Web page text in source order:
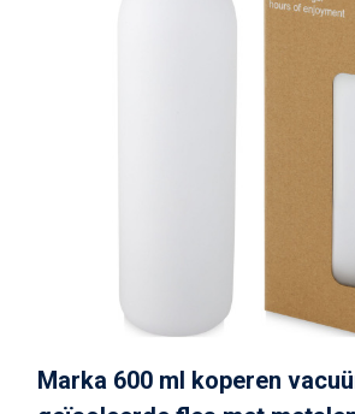
Marka 600 ml koperen